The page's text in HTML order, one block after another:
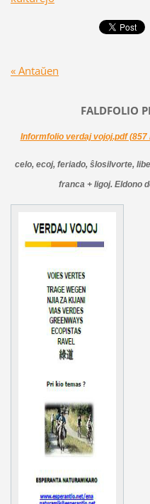
« Antaŭen
FALDFOLIO
Informfolio verdaj vojoj.pdf (857
celo, ecoj, feriado, ŝlosilvorte,
franca + ligoj. Eldono